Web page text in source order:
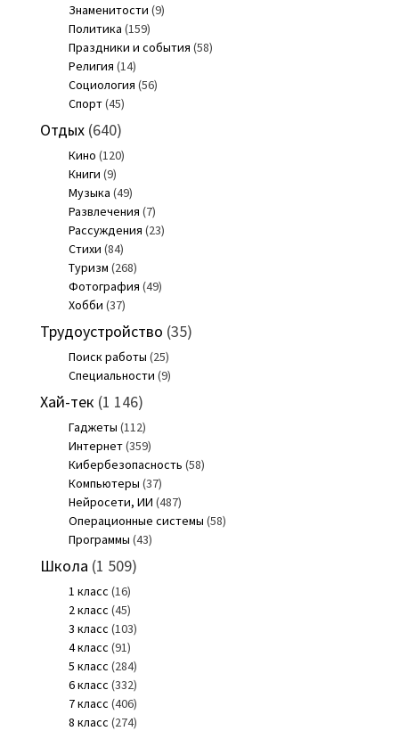
Знаменитости (9)
Политика (159)
Праздники и события (58)
Религия (14)
Социология (56)
Спорт(45)
Отдых(640)
Кино (120)
Книги (9)
Музыка (49)
Развлечения (7)
Рассуждения (23)
Стихи (84)
Туризм (268)
Фотография (49)
Хобби (37)
Трудоустройство (35)
Поиск работы (25)
Специальности (9)
Хай-тек (1 146)
Гаджеты (112)
Интернет(359)
Кибербезопасность (58)
Компьютеры (37)
Нейросети, ИИ (487)
Операционные системы (58)
Программы (43)
Школа (1 509)
1 класс (16)
2 класс (45)
3 класс (103)
4 класс (91)
5 класс (284)
6 класс (332)
7 класс (406)
8 класс (274)